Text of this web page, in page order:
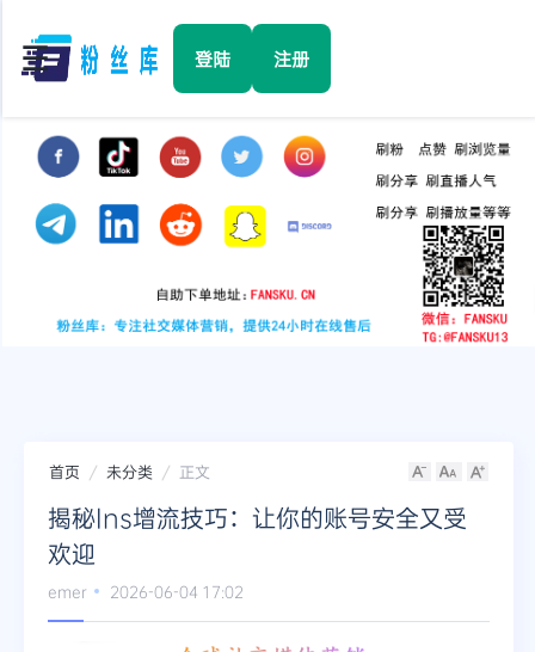
☰ 登陆 注册
Facebook
TikTok
YouTube
Twitter
首页 未分类 正文
揭秘Ins增流技巧：让你的账号安全又受
欢迎
emer 2026-06-04 17:02